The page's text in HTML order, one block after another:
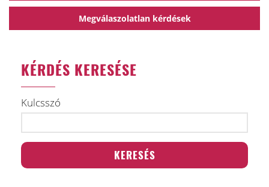
Megválaszolatlan kérdések
KÉRDÉS KERESÉSE
Kulcsszó